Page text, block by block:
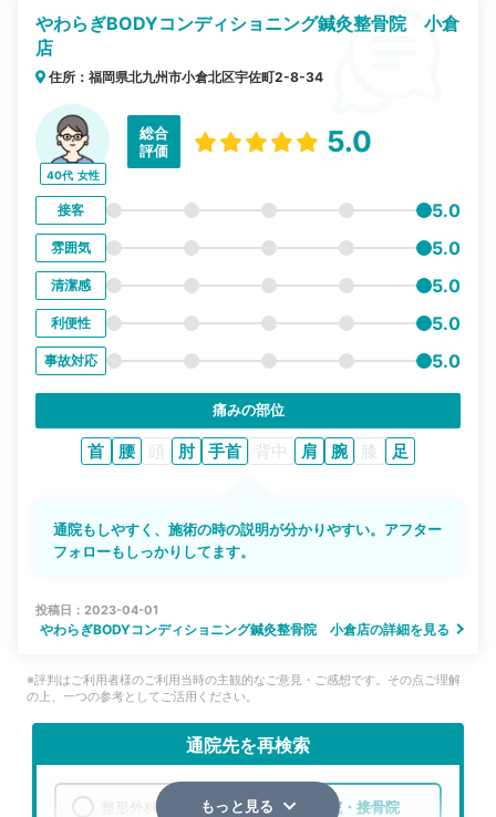
やわらぎBODYコンディショニング鍼灸整骨院 小倉
店
住所：福岡県北九州市小倉北区宇佐町2-8-34
40代 女性
総合
評価
5.0
接客 5.0
雰囲気 5.0
清潔感 5.0
利便性 5.0
事故対応 5.0
痛みの部位
首 腰 頭 肘 手首 背中 肩 腕 膝 足
通院もしやすく、施術の時の説明が分かりやすい。アフター
フォローもしっかりしてます。
投稿日：2023-04-01
やわらぎBODYコンディショニング鍼灸整骨院 小倉店の詳細を見る
※評判はご利用者様のご利用当時の主観的なご意見・ご感想です。その点ご理解
の上、一つの参考としてご活用ください。
通院先を再検索
整形外科 整骨院・接骨院
もっと見る